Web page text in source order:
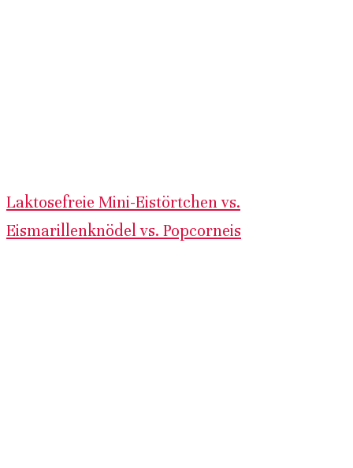
Laktosefreie Mini-Eistörtchen vs.
Eismarillenknödel vs. Popcorneis